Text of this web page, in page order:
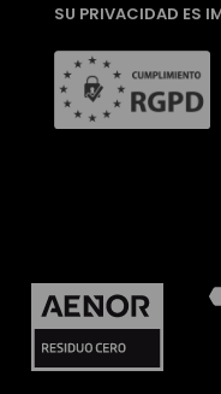
SU PRIVACIDAD ES